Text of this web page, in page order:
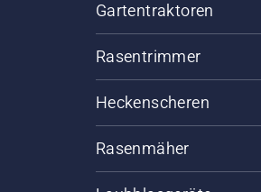
Gartentraktoren
Rasentrimmer
Heckenscheren
Rasenmäher